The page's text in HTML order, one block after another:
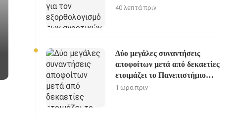
ενισχύσεων
40 λεπτά πριν
Δύο μεγάλες συναντήσεις
αποφοίτων μετά από δεκαετίες
ετοιμάζει το Πανεπιστήμιο
Πατρών
1 ώρα πριν